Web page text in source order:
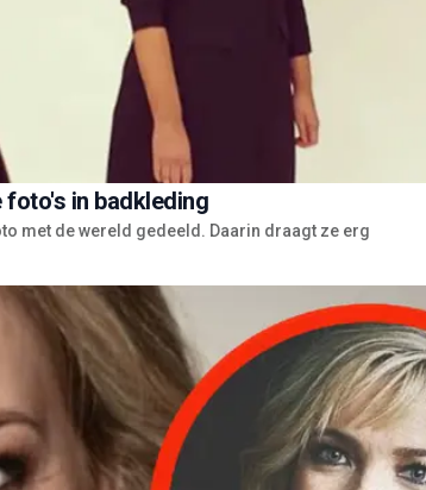
in badkleding
met de wereld gedeeld. Daarin draagt ze erg